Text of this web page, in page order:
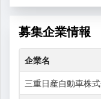
募集企業情報
企業名
三重日産自動車株